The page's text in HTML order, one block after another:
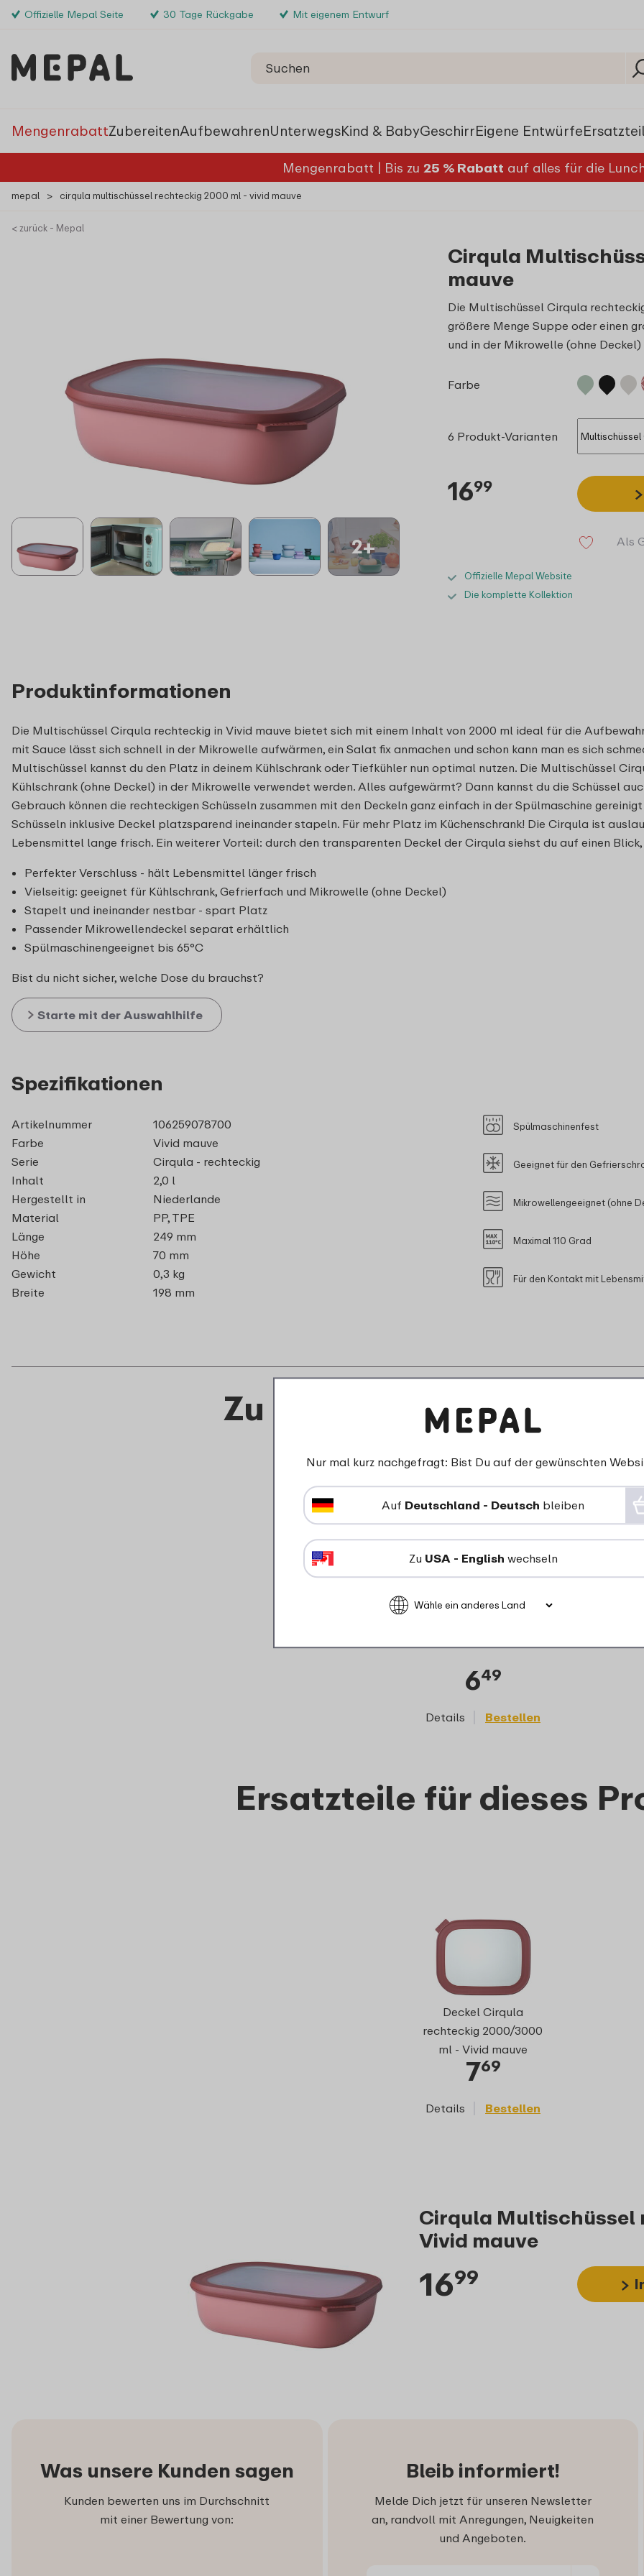
Offizielle Mepal Seite 30 Tage Rückgabe Mit eigenem Entwurf
MengenrabattZubereitenAufbewahrenUnterwegsKind & BabyGeschirrEigene Entwürfe
Mengenrabatt | Bis zu 25 % Rabatt auf alles für die
mepal > cirqula multischüssel rechteckig 2000 ml - vivid mauve
< zurück - Mepal
2+
Cirqula
mauve
Die Multischüssel Cirqula
größere Menge Suppe oder einen
und in der Mikrowelle (ohne
Farbe
6 Produkt-Varianten
1699
Als
Offizielle Mepal Website
Die komplette Kollektion
Produktinformationen
Die Multischüssel Cirqula rechteckig in Vivid mauve bietet sich mit einem Inhalt von 2000 ml ideal für die
mit Sauce lässt sich schnell in der Mikrowelle aufwärmen, ein Salat fix anmachen und schon kann man es sich
Multischüssel kannst du den Platz in deinem Kühlschrank oder Tiefkühler nun optimal nutzen. Die Multischüssel
Kühlschrank (ohne Deckel) in der Mikrowelle verwendet werden. Alles aufgewärmt? Dann kannst du die Schüssel
Gebrauch können die rechteckigen Schüsseln zusammen mit den Deckeln ganz einfach in der Spülmaschine
Schüsseln inklusive Deckel platzsparend ineinander stapeln. Für mehr Platz im Küchenschrank! Die Cirqula ist
Lebensmittel lange frisch. Ein weiterer Vorteil: durch den transparenten Deckel der Cirqula siehst du auf einen
Perfekter Verschluss - hält Lebensmittel länger frisch
Vielseitig: geeignet für Kühlschrank, Gefrierfach und Mikrowelle (ohne Deckel)
Stapelt und ineinander nestbar - spart Platz
Passender Mikrowellendeckel separat erhältlich
Spülmaschinengeeignet bis 65°C
Bist du nicht sicher, welche Dose du brauchst?
Starte mit der Auswahlhilfe
Spezifikationen
Artikelnummer
106259078700
Farbe
Vivid mauve
Serie
Cirqula - rechteckig
Inhalt
2,0 l
Hergestellt in
Niederlande
Material
PP, TPE
Länge
249 mm
Höhe
70 mm
Gewicht
0,3 kg
Breite
198 mm
Spülmaschinenfest
Geeignet für den
Mikrowellengeeignet (ohne
Maximal 110 Grad
Für den Kontakt mit
Zu diesem Produkt
649
Details Bestellen
Ersatzteile für dieses
Deckel Cirqula
rechteckig 2000/3000
ml - Vivid mauve
769
Details Bestellen
Cirqula Multischüssel
Vivid mauve
1699
Was unsere Kunden sagen
Kunden bewerten uns im Durchschnitt
mit einer Bewertung von:
Bleib informiert!
Melde Dich jetzt für unseren Newsletter
an, randvoll mit Anregungen, Neuigkeiten
und Angeboten.
Nur mal kurz nachgefragt: Bist Du auf der gewünschten
Auf Deutschland - Deutsch bleiben
Zu USA - English wechseln